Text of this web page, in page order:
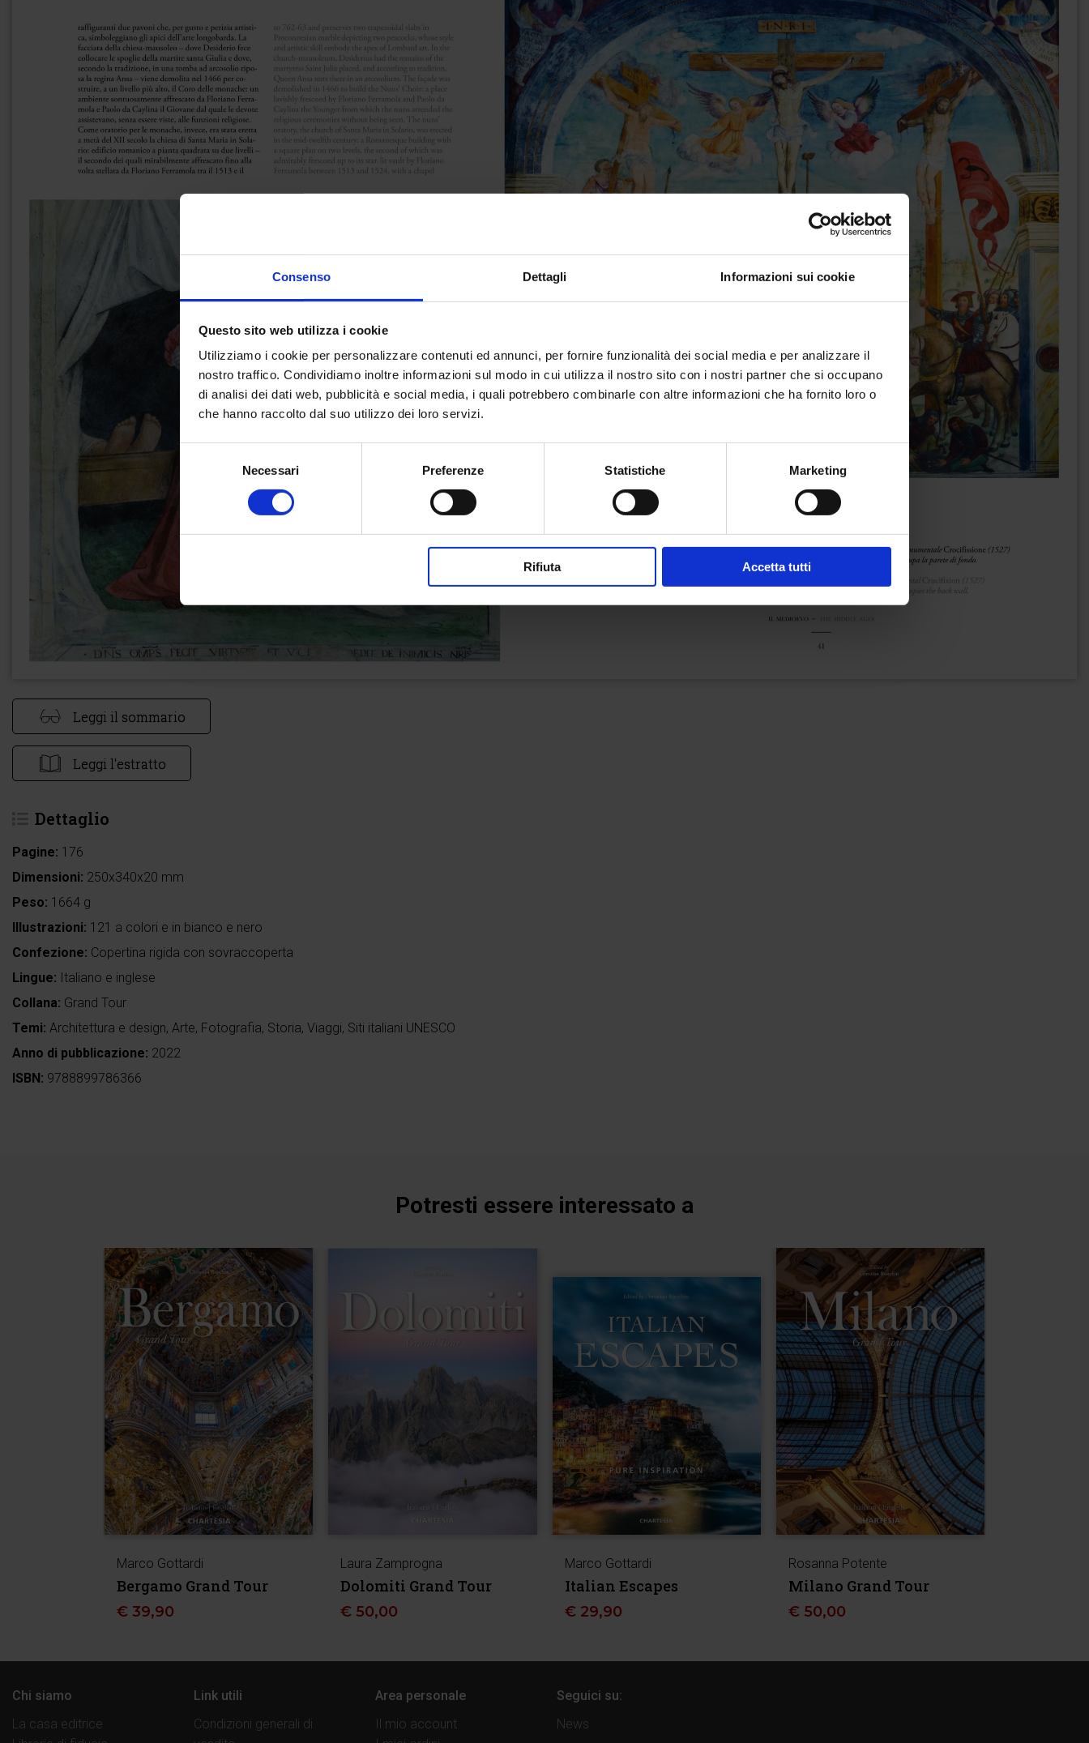
Consenso Dettagli Informazioni sui cookie
Questo sito web utilizza i cookie
Utilizziamo i cookie per personalizzare contenuti ed annunci, per fornire funzionalità dei social media e per analizzare il
nostro traffico. Condividiamo inoltre informazioni sul modo in cui utilizza il nostro sito con i nostri partner che si occupano
di analisi dei dati web, pubblicità e social media, i quali potrebbero combinarle con altre informazioni che ha fornito loro o
che hanno raccolto dal suo utilizzo dei loro servizi.
Necessari Preferenze Statistiche Marketing
Rifiuta Accetta tutti
Leggi il sommario
Leggi l'estratto
Dettaglio
Pagine: 176
Dimensioni: 250x340x20 mm
Peso: 1664 g
Illustrazioni: 121 a colori e in bianco e nero
Confezione: Copertina rigida con sovraccoperta
Lingue: Italiano e inglese
Collana: Grand Tour
Temi: Architettura e design, Arte, Fotografia, Storia, Viaggi, Siti italiani UNESCO
Anno di pubblicazione: 2022
ISBN: 9788899786366
Potresti essere interessato a
Marco Gottardi
Bergamo Grand Tour
€ 39,90
Laura Zamprogna
Dolomiti Grand Tour
€ 50,00
Marco Gottardi
Italian Escapes
€ 29,90
Rosanna Potente
Milano Grand Tour
€ 50,00
Chi siamo
La casa editrice
Link utili
Condizioni generali di
Area personale
Il mio account
Seguici su:
News